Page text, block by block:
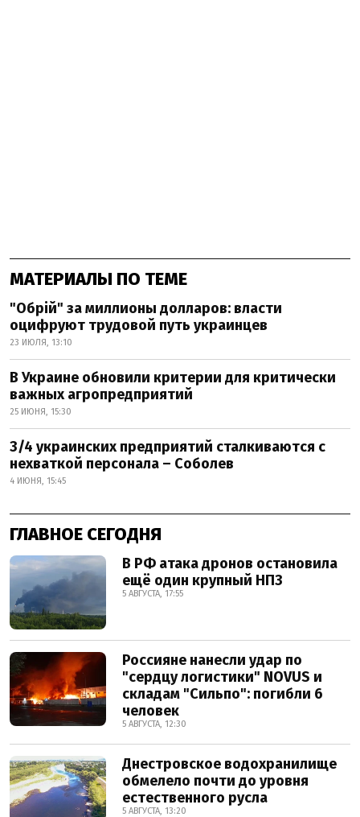
МАТЕРИАЛЫ ПО ТЕМЕ
"Обрій" за миллионы долларов: власти
оцифруют трудовой путь украинцев
23 ИЮЛЯ, 13:10
В Украине обновили критерии для критически
важных агропредприятий
25 ИЮНЯ, 15:30
3/4 украинских предприятий сталкиваются с
нехваткой персонала – Соболев
4 ИЮНЯ, 15:45
ГЛАВНОЕ СЕГОДНЯ
В РФ атака дронов остановила
ещё один крупный НПЗ
5 АВГУСТА, 17:55
Россияне нанесли удар по
"сердцу логистики" NOVUS и
складам "Сильпо": погибли 6
человек
5 АВГУСТА, 12:30
Днестровское водохранилище
обмелело почти до уровня
естественного русла
5 АВГУСТА, 13:20